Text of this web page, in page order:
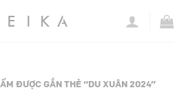
ĐƯỢC GẮN THẺ “DU XUÂN 2024”